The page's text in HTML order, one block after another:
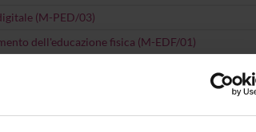
(M-PED/03)
dell'educazione fisica (M-EDF/01)
(M-PSI/01)